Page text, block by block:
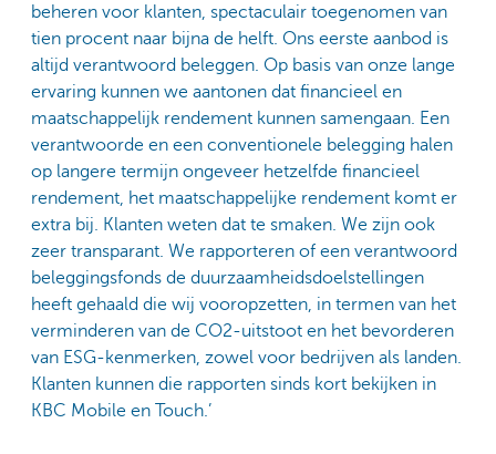
beheren voor klanten, spectaculair toegenomen van
tien procent naar bijna de helft. Ons eerste aanbod is
altijd verantwoord beleggen. Op basis van onze lange
ervaring kunnen we aantonen dat financieel en
maatschappelijk rendement kunnen samengaan. Een
verantwoorde en een conventionele belegging halen
op langere termijn ongeveer hetzelfde financieel
rendement, het maatschappelijke rendement komt er
extra bij. Klanten weten dat te smaken. We zijn ook
zeer transparant. We rapporteren of een verantwoord
beleggingsfonds de duurzaamheidsdoelstellingen
heeft gehaald die wij vooropzetten, in termen van het
verminderen van de CO2-uitstoot en het bevorderen
van ESG-kenmerken, zowel voor bedrijven als landen.
Klanten kunnen die rapporten sinds kort bekijken in
KBC Mobile en Touch.’